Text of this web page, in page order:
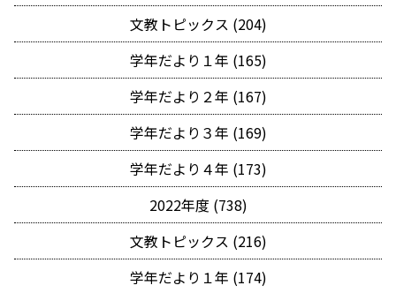
文教トピックス (204)
学年だより１年 (165)
学年だより２年 (167)
学年だより３年 (169)
学年だより４年 (173)
2022年度 (738)
文教トピックス (216)
学年だより１年 (174)